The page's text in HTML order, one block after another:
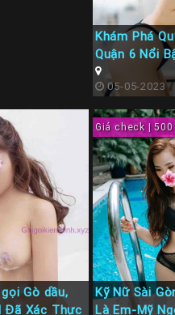
Khám Phá
Quận 6 Nổi
05-05-2023
Gò dầu,
Đã Xác Thực
Giá check | 500
Kỹ Nữ Sài
Là Em-Mỹ